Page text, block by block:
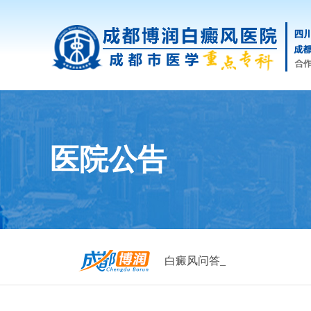
医院公告
白癜风问答_